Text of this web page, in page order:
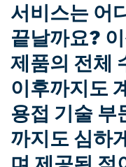
서비스는 어
끝날까요?
제품의 전체
이후까지도
용접 기술 부
까지도 심하